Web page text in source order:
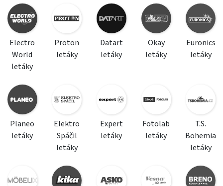
Electro
World
letáky
Proton
letáky
Datart
letáky
Okay
letáky
Euronics
letáky
Planeo
letáky
Elektro
Spáčil
letáky
Expert
letáky
Fotolab
letáky
T.S.
Bohemia
letáky